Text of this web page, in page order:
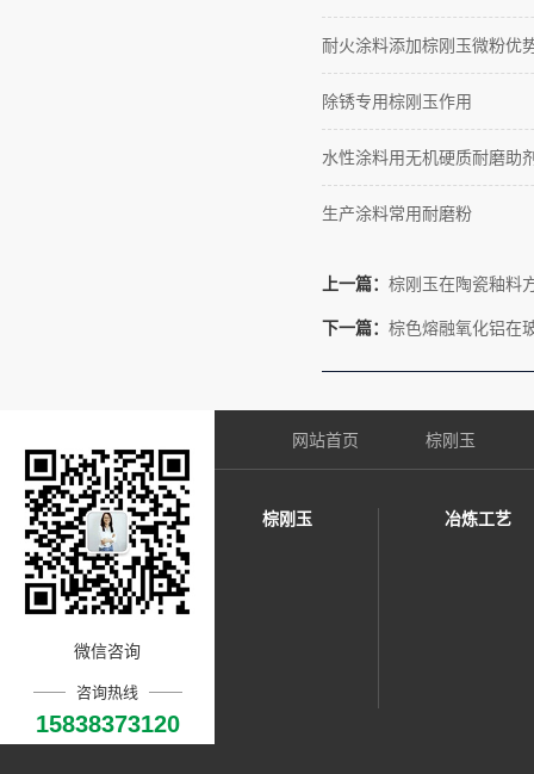
耐火涂料添加棕刚玉微粉优
除锈专用棕刚玉作用
水性涂料用无机硬质耐磨助
生产涂料常用耐磨粉
上一篇： 棕刚玉在陶瓷釉料
下一篇： 棕色熔融氧化铝在
微信咨询
咨询热线
15838373120
网站首页 棕刚玉
棕刚玉 冶炼工艺